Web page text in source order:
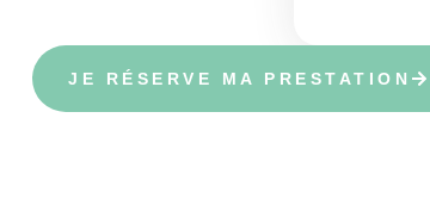
JE RÉSERVE MA PRESTATION